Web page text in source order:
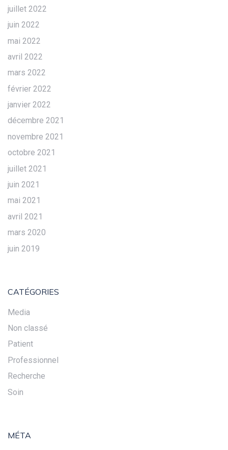
juillet 2022
juin 2022
mai 2022
avril 2022
mars 2022
février 2022
janvier 2022
décembre 2021
novembre 2021
octobre 2021
juillet 2021
juin 2021
mai 2021
avril 2021
mars 2020
juin 2019
CATÉGORIES
Media
Non classé
Patient
Professionnel
Recherche
Soin
MÉTA